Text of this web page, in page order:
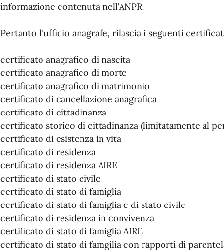
informazione contenuta nell'ANPR.
Pertanto l'ufficio anagrafe, rilascia i seguenti
certificato anagrafico di nascita
certificato anagrafico di morte
certificato anagrafico di matrimonio
certificato di cancellazione anagrafica
certificato di cittadinanza
certificato storico di cittadinanza (limitatamente al
certificato di esistenza in vita
certificato di residenza
certificato di residenza AIRE
certificato di stato civile
certificato di stato di famiglia
certificato di stato di famiglia e di stato civile
certificato di residenza in convivenza
certificato di stato di famiglia AIRE
certificato di stato di famgilia con rapporti di